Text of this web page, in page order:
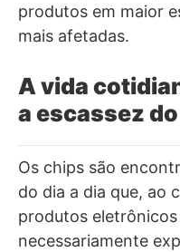
produtos em maior
mais afetadas.
A vida
a escassez
Os chips são
do dia a dia que, ao
produtos
necessariamente